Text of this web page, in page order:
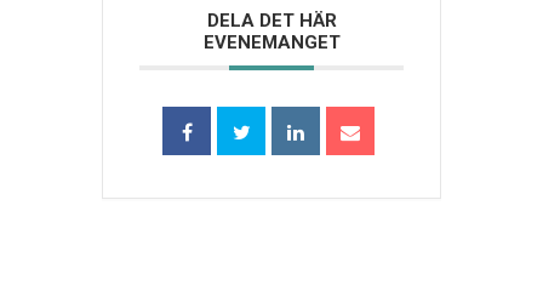
DELA DET HÄR
EVENEMANGET